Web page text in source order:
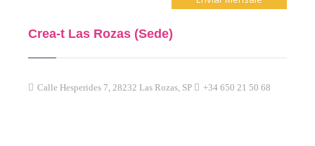
Crea-t Las Rozas (Sede)
Calle Hesperides 7, 28232 Las Rozas, SP +34 650 21 50 68